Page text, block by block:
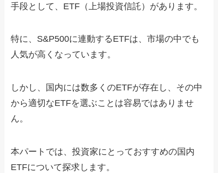
手段として、ETF（上場投資信託）があります。
特に、S&P500に連動するETFは、市場の中でも
人気が高くなっています。
しかし、国内には数多くのETFが存在し、その中
から適切なETFを選ぶことは容易ではありませ
ん。
本パートでは、投資家にとっておすすめの国内
ETFについて探求します。